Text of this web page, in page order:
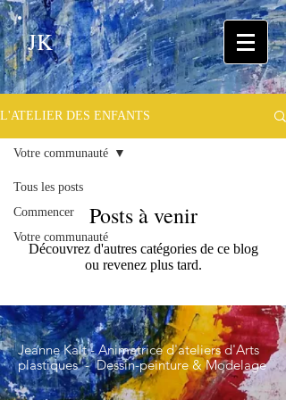
JK
L'ATELIER DES ENFANTS
Tous les posts
Commencer
Votre communauté
Votre communauté
Posts à venir
Découvrez d'autres catégories de ce blog
ou revenez plus tard.
Jeanne Kalt - Animatrice d'ateliers d'Arts
plastiques - Dessin-peinture & Modelage